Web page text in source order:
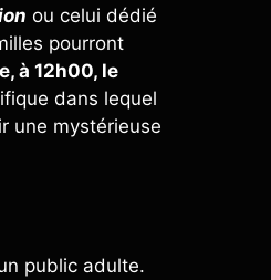
ou celui dédié
pourront
à 12h00, le
dans lequel
une mystérieuse
public adulte.